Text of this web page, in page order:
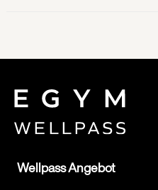
Wellpass Angebot